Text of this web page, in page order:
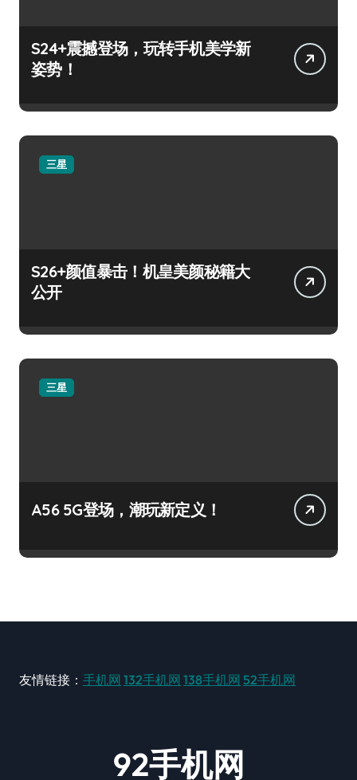
S24+震撼登场，玩转手机美学新
姿势！
三星
S26+颜值暴击！机皇美颜秘籍大
公开
三星
A56 5G登场，潮玩新定义！
友情链接： 手机网 132手机网 138手机网 52手机网
92手机网